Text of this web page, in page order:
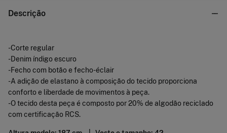
Descrição
-Corte regular
-Denim índigo escuro
-Fecho com botão e fecho-éclair
-A adição de elastano à composição do tecido proporciona
conforto e liberdade de movimentos à peça.
-O tecido desta peça é composto por 20% de algodão reciclado
com certificação RCS.